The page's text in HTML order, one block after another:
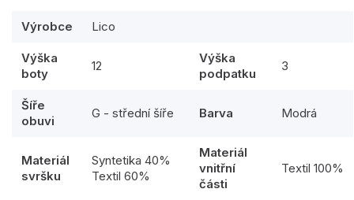
Výrobce Lico
Výška
boty
12
Výška
podpatku
3
Šíře
obuvi
G - střední šíře Barva Modrá
Materiál
svršku
Syntetika 40%
Textil 60%
Materiál
vnitřní
části
Textil 100%